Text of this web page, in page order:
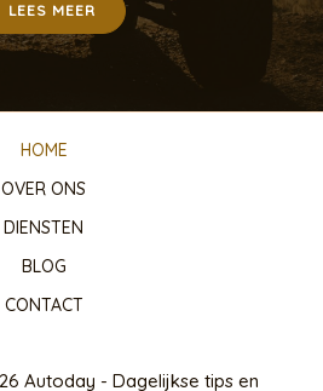
LEES MEER
HOME
OVER ONS
DIENSTEN
BLOG
CONTACT
Autoday - Dagelijkse tips en